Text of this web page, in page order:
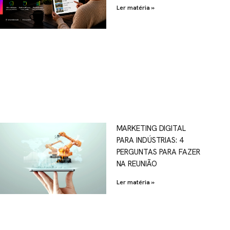
Ler matéria »
MARKETING DIGITAL
PARA INDÚSTRIAS: 4
PERGUNTAS PARA FAZER
NA REUNIÃO
Ler matéria »